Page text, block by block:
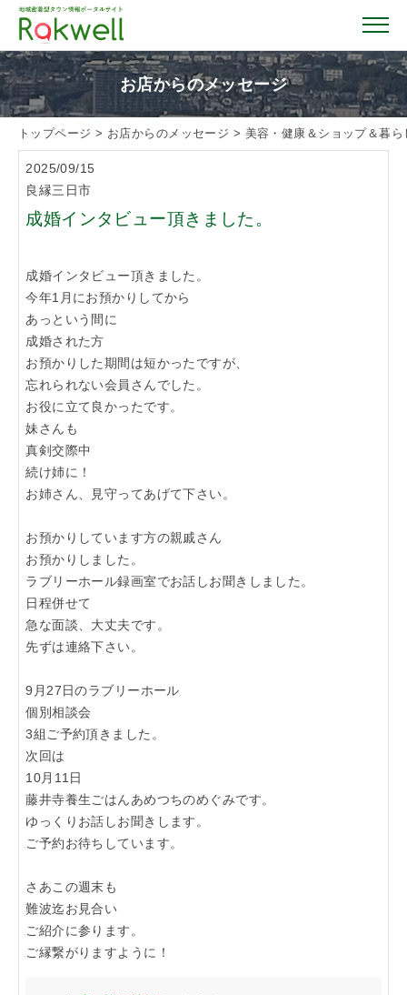
トップページ
お店を探す
クーポン情報
おすすめガイド
「らくうぇる。」は⼤阪 南河内の地域密着型ポータルサ
イト！ランチやディナーのクーポン、イベント、地域情報
が満載！
▲メニューを閉じる
お店からのメッセージ
トップページ > お店からのメッセージ > 美容・健康＆ショップ＆暮
2025/09/15
良縁三日市
成婚インタビュー頂きました。
成婚インタビュー頂きました。
今年1月にお預かりしてから
あっという間に
成婚された方
お預かりした期間は短かったですが、
忘れられない会員さんでした。
お役に立て良かったです。
妹さんも
真剣交際中
続け姉に！
お姉さん、見守ってあげて下さい。
お預かりしています方の親戚さん
お預かりしました。
ラブリーホール録画室でお話しお聞きしました。
日程併せて
急な面談、大丈夫です。
先ずは連絡下さい。
9月27日のラブリーホール
個別相談会
3組ご予約頂きました。
次回は
10月11日
藤井寺養生ごはんあめつちのめぐみです。
ゆっくりお話しお聞きします。
ご予約お待ちしています。
さあこの週末も
難波迄お見合い
ご紹介に参ります。
ご縁繋がりますように！